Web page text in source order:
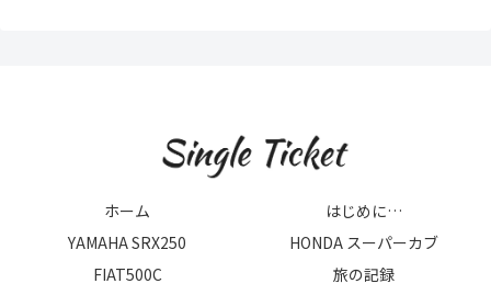
ホーム
はじめに…
YAMAHA SRX250
HONDA スーパーカブ
FIAT500C
旅の記録